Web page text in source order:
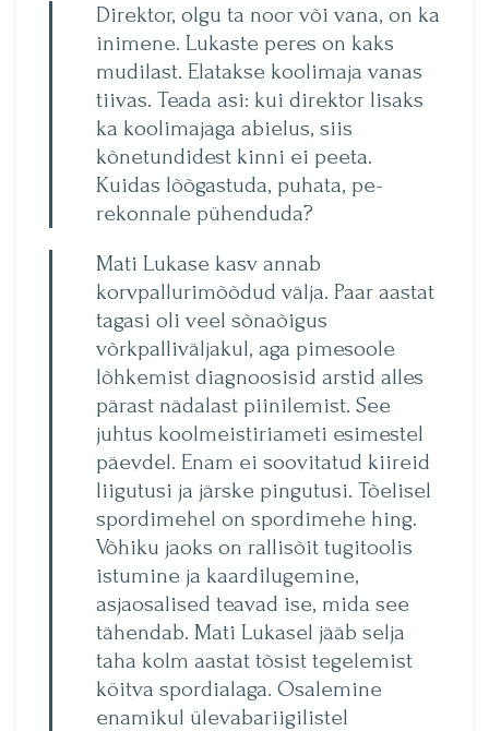
Direktor, olgu ta noor või vana, on ka
inimene. Lukaste peres on kaks
mudilast. Elatakse koolimaja vanas
tiivas. Teada asi: kui direktor lisaks
ka koolimajaga abielus, siis
kõnetundidest kinni ei peeta.
Kuidas lõõgastuda, puhata, pe­
rekonnale pühenduda?
Mati Lukase kasv annab
korvpallurimõõdud välja. Paar aastat
tagasi oli veel sõnaõigus
võrkpalliväljakul, aga pime­soole
lõhkemist diagnoosisid arstid alles
pärast nädalast piinilemist. See
juhtus koolmeistiriameti esimestel
päevdel. Enam ei soovitatud kiireid
liigutusi ja järske pingutusi. Tõelisel
spordimehel on spordimehe hing.
Võhiku jaoks on rallisõit tugitoolis
istumine ja kaardilugemine,
asjaosalised teavad ise, mida see
tähendab. Mati Lukasel jääb selja
taha kolm aastat tõ­sist tegelemist
köitva spordialaga. Osalemine
enamikul ülevabariigilistel